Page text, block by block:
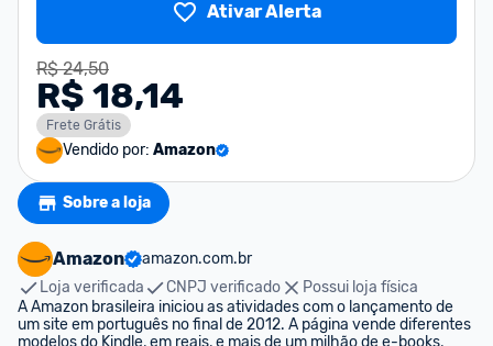
Ativar Alerta
R$ 24,50
R$ 18,14
Frete Grátis
Vendido por: Amazon
Sobre a loja
Amazon
amazon.com.br
Loja verificada
CNPJ verificado
Possui loja física
A Amazon brasileira iniciou as atividades com o lançamento de
um site em português no final de 2012. A página vende diferentes
modelos do Kindle, em reais, e mais de um milhão de e-books,